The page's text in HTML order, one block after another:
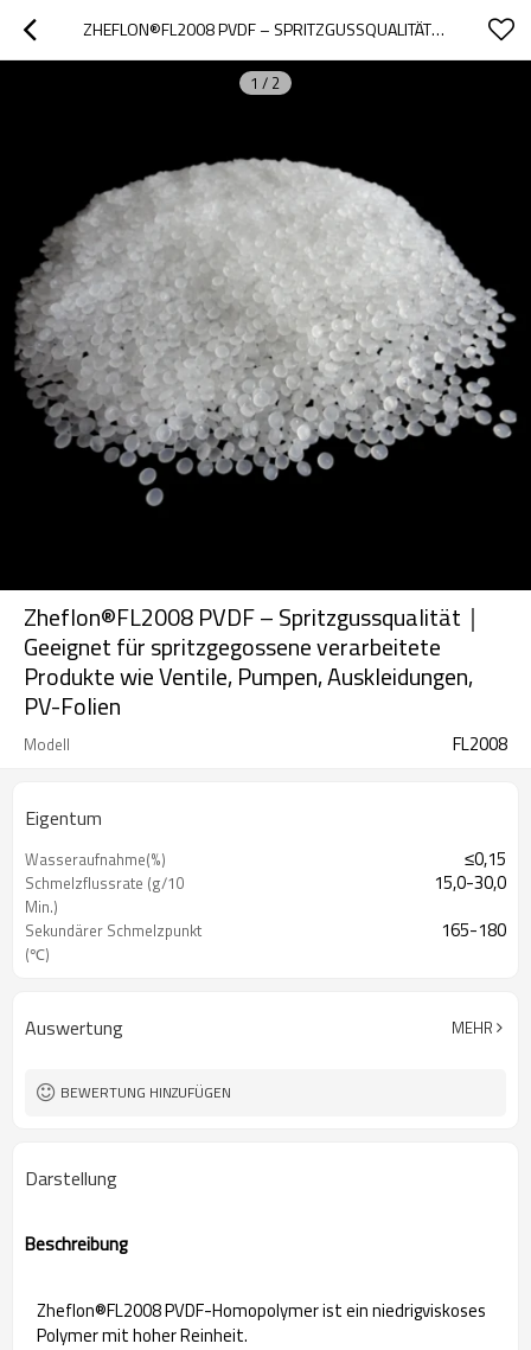
ZHEFLON®FL2008 PVDF – SPRITZGUSSQUALITÄT｜GEEIGNET FÜR SPRITZGEGOSSENE VERARBEITETE PRODUKTE WIE VENTILE, PUMPEN, AUSKLEIDUNGEN, PV-FOLIEN
1 / 2
Zheflon®FL2008 PVDF – Spritzgussqualität｜
Geeignet für spritzgegossene verarbeitete
Produkte wie Ventile, Pumpen, Auskleidungen,
PV-Folien
Modell FL2008
Eigentum
Wasseraufnahme(%) ≤0,15
Schmelzflussrate (g/10
Min.)
15,0-30,0
Sekundärer Schmelzpunkt
(℃)
165-180
Auswertung MEHR
BEWERTUNG HINZUFÜGEN
Darstellung
Beschreibung
Zheflon®FL2008 PVDF-Homopolymer ist ein niedrigviskoses
Polymer mit hoher Reinheit.